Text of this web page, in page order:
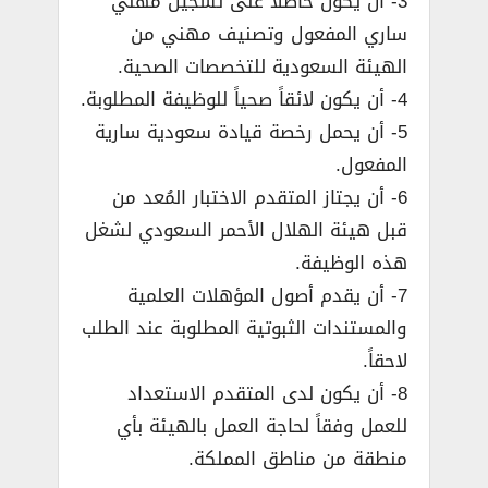
ساري المفعول وتصنيف مهني من
الهيئة السعودية للتخصصات الصحية.
4- أن يكون لائقاً صحياً للوظيفة المطلوبة.
5- أن يحمل رخصة قيادة سعودية سارية
المفعول.
6- أن يجتاز المتقدم الاختبار المُعد من
قبل هيئة الهلال الأحمر السعودي لشغل
هذه الوظيفة.
7- أن يقدم أصول المؤهلات العلمية
والمستندات الثبوتية المطلوبة عند الطلب
لاحقاً.
8- أن يكون لدى المتقدم الاستعداد
للعمل وفقاً لحاجة العمل بالهيئة بأي
منطقة من مناطق المملكة.